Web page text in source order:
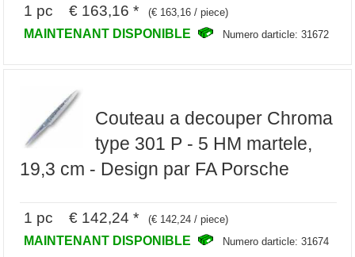
1 pc € 163,16 * (€ 163,16 / piece)
MAINTENANT DISPONIBLE Numero darticle: 31672
Couteau a decouper Chroma
type 301 P - 5 HM martele,
19,3 cm - Design par FA Porsche
1 pc € 142,24 * (€ 142,24 / piece)
MAINTENANT DISPONIBLE Numero darticle: 31674